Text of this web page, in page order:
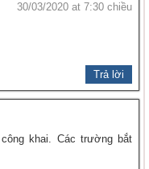
30/03/2020 at 7:30 chiều
Trả lời
khai. Các trường bắt